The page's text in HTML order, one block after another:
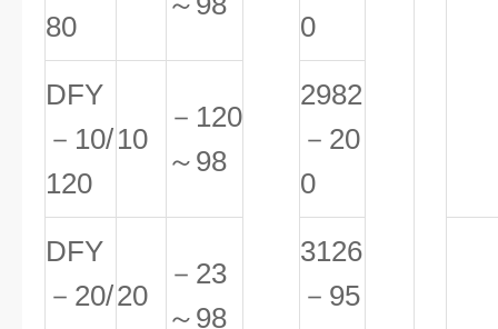
80
0
DFY
－10/
120
10
－120
～98
2982
－20
0
DFY
－20/20
－23
～98
3126
－95